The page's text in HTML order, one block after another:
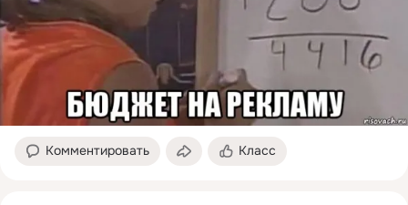
Комментировать Класс